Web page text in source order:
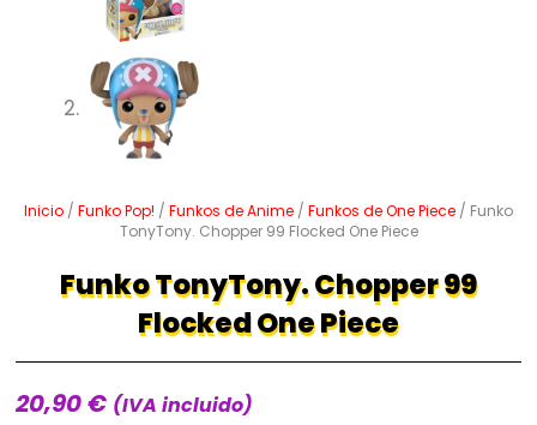
Inicio / Funko Pop! / Funkos de Anime / Funkos de One Piece / Funko
TonyTony. Chopper 99 Flocked One Piece
Funko TonyTony. Chopper 99
Flocked One Piece
20,90€ (IVA incluido)